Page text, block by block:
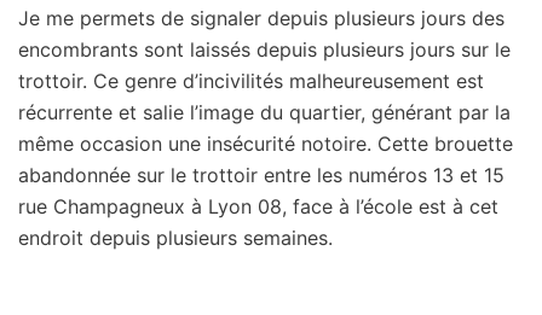
Je me permets de signaler depuis plusieurs jours des
encombrants sont laissés depuis plusieurs jours sur le
trottoir. Ce genre d’incivilités malheureusement est
récurrente et salie l’image du quartier, générant par la
même occasion une insécurité notoire. Cette brouette
abandonnée sur le trottoir entre les numéros 13 et 15
rue Champagneux à Lyon 08, face à l’école est à cet
endroit depuis plusieurs semaines.